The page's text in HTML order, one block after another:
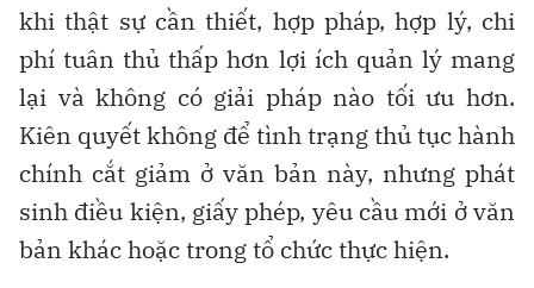
khi thật sự cần thiết, hợp pháp, hợp lý, chi
phí tuân thủ thấp hơn lợi ích quản lý mang
lại và không có giải pháp nào tối ưu hơn.
Kiên quyết không để tình trạng thủ tục hành
chính cắt giảm ở văn bản này, nhưng phát
sinh điều kiện, giấy phép, yêu cầu mới ở văn
bản khác hoặc trong tổ chức thực hiện.